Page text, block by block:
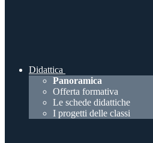
Didattica
Panoramica
Offerta formativa
Le schede didattiche
I progetti delle classi